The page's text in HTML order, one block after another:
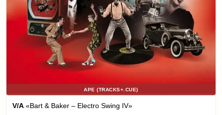
APE (TRACKS+.CUE)
V/A «Bart & Baker – Electro Swing IV»